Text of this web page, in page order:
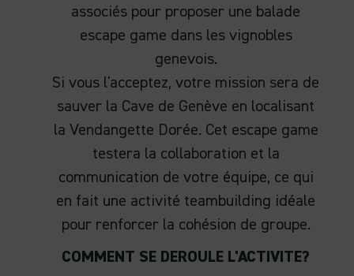
associés pour proposer une balade
escape game dans les vignobles
genevois.
Si vous l'acceptez, votre mission sera de
sauver la Cave de Genève en localisant
la Vendangette Dorée. Cet escape game
testera la collaboration et la
communication de votre équipe, ce qui
en fait une activité teambuilding idéale
pour renforcer la cohésion de groupe.
COMMENT SE DEROULE L'ACTIVITE?